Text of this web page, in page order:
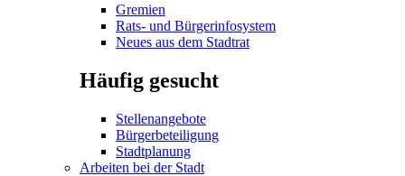
Gremien
Rats- und Bürgerinfosystem
Neues aus dem Stadtrat
Häufig gesucht
Stellenangebote
Bürgerbeteiligung
Stadtplanung
Arbeiten bei der Stadt